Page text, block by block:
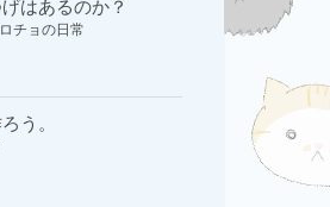
はあるのか？
チョの日常
う。